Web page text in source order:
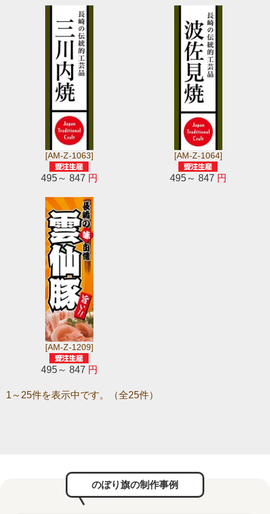
[AM-Z-1063]
495～ 847 円
[AM-Z-1064]
495～ 847 円
[AM-Z-1209]
495～ 847 円
1～25件を表示中です。（全25件）
のぼり旗の制作事例